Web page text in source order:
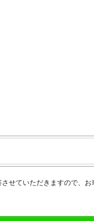
せていただきますので、お